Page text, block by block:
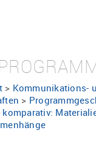
> Kommunikations-
>
komparativ: